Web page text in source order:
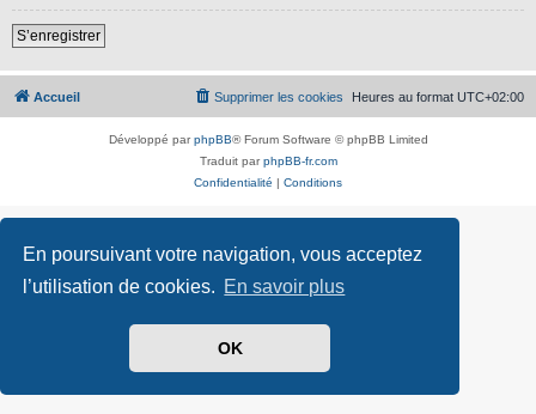
En poursuivant votre navigation, vous acceptez
l’utilisation de cookies. En savoir plus
OK
S’enregistrer
Accueil Heures au format UTC+02:00
Supprimer les cookies
Développé parphpBB® Forum Software © phpBB Limited
Traduit parphpBB-fr.com
Confidentialité | Conditions